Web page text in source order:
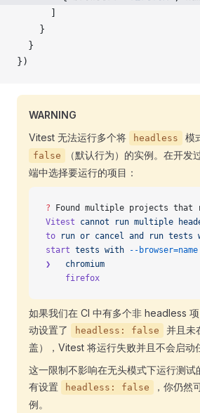
      ]
    }
  }
})
WARNING
Vitest 无法运行多个将
headless 模
false
（默认行为）的实例。在开发
端中选择要运行的项目：
? Found multiple projects that
Vitest cannot run multiple
to run or cancel and run tests
start tests with --browser=name
❯
   chromium
    firefox
如果我们在 CI 中有多个非 headless
动设置了
headless: false
并且未
盖），Vitest 将运行失败并且不会启动
这一限制不影响在无头模式下运行测试
有设置
headless: false
，你仍然
例。